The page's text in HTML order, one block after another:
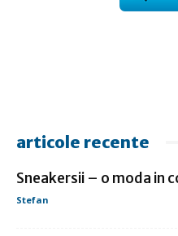
articole recente
Sneakersii – o moda in
Stefan